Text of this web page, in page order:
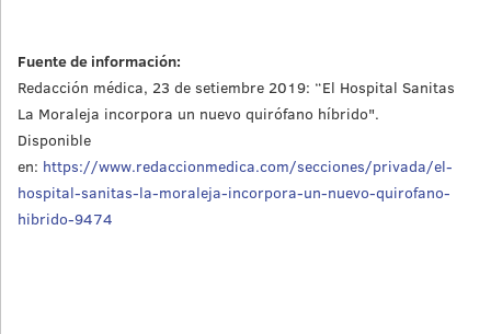
Fuente de información:
Redacción médica, 23 de setiembre 2019: “El Hospital Sanitas
La Moraleja incorpora un nuevo quirófano híbrido".
Disponible
en: https://www.redaccionmedica.com/secciones/privada/el-
hospital-sanitas-la-moraleja-incorpora-un-nuevo-quirofano-
hibrido-9474